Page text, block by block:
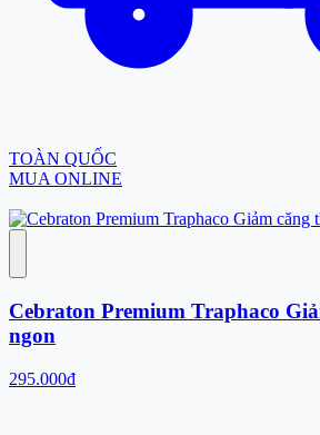
TOÀN QUỐC
MUA ONLINE
Cebraton Premium Traphaco
ngon
295.000đ